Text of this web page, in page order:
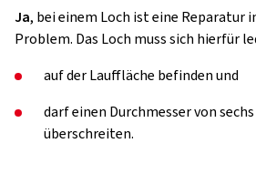
Ja, bei einem Loch ist eine Reparatur
Problem. Das Loch muss sich hierfür
auf der Lauffläche befinden und
darf einen Durchmesser von
überschreiten.